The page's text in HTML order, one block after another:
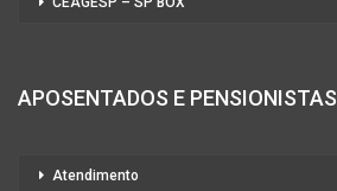
APOSENTADOS E PENSIONISTAS
Atendimento